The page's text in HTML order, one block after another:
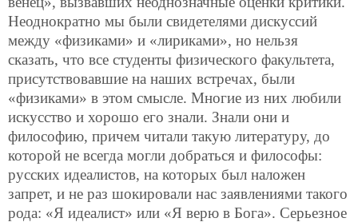
Неоднократно мы были свидетелями дискуссий
между «физиками» и «лириками», но нельзя
сказать, что все студенты физического факультета,
присутствовавшие на наших встречах, были
«физиками» в этом смысле. Многие из них любили
искусство и хорошо его знали. Знали они и
философию, причем читали такую литературу, до
которой не всегда могли добраться и философы:
русских идеалистов, на которых был наложен
запрет, и не раз шокировали нас заявлениями такого
рода: «Я идеалист» или «Я верю в Бога». Серьезное